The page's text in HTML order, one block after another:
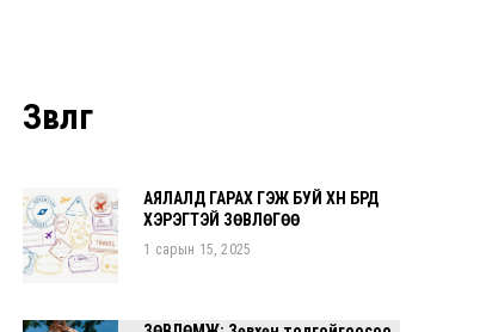
Зөвөлгөө
АЯЛАЛД ГАРАХ ГЭЖ БУЙ ХҮН БҮРД
ХЭРЭГТЭЙ ЗӨВЛӨГӨӨ
1 сарын 15, 2025